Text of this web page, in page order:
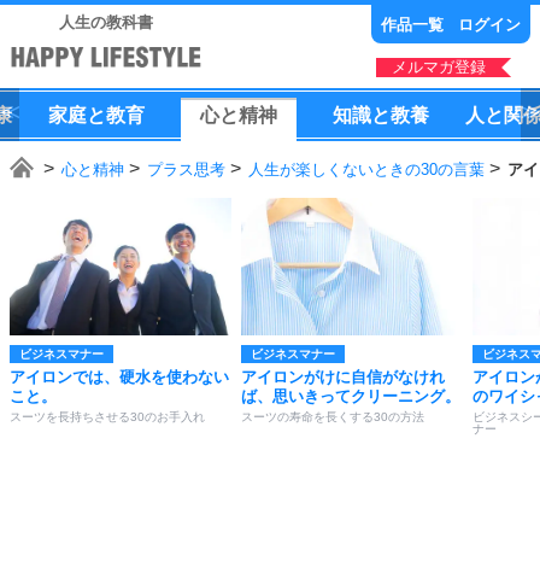
人生の教科書 作品一覧 ログイン
メルマガ登録
家庭と教育 心と精神 知識と教養 人 と 関
心と精神 プラス思考 人生が楽しくないときの30の言葉 ア
ビジネスマナー
アイロンでは、硬水を使わない
こと。
スーツを長持ちさせる30のお手入れ
ビジネスマナー
アイロンがけに自信がなけれ
ば、思いきってクリーニング。
スーツの寿命を長くする30の方法
ビジネス
アイロ
のワイシ
ビジネスシ
ナー